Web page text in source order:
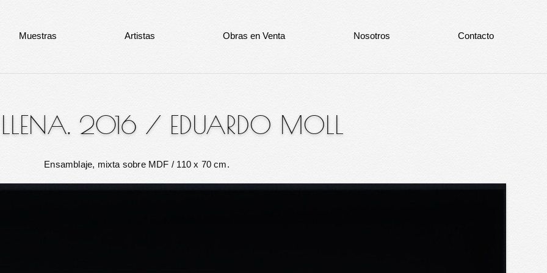
Muestras Artistas Obras en Venta Nosotros Contacto
2016 / EDUARDO MOLL
Ensamblaje, mixta sobre MDF / 110 x 70 cm.